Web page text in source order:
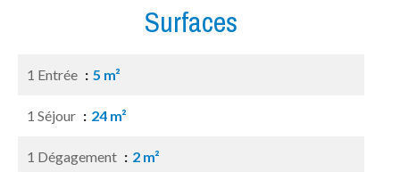
Surfaces
1 Entrée 5 m²
1 Séjour 24 m²
1 Dégagement 2 m²